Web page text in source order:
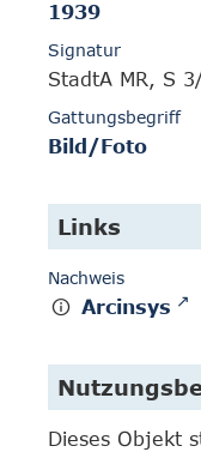
1939
Signatur
StadtA MR, S
Gattungsbegriff
Bild/Foto
Links
Nachweis
Arcinsys
Dieses Objekt